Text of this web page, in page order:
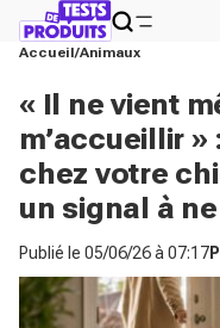
Accueil Animaux
« Il ne vient
m’accueillir
chez votre
un signal à
Publié le 05/06/26 à 07:17